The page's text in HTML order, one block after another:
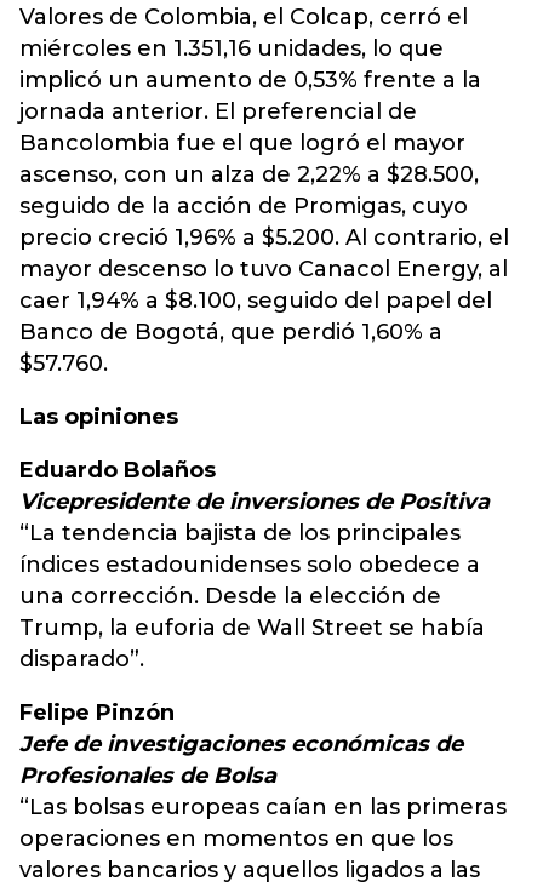
Valores de Colombia, el Colcap, cerró el
miércoles en 1.351,16 unidades, lo que
implicó un aumento de 0,53% frente a la
jornada anterior. El preferencial de
Bancolombia fue el que logró el mayor
ascenso, con un alza de 2,22% a $28.500,
seguido de la acción de Promigas, cuyo
precio creció 1,96% a $5.200. Al contrario, el
mayor descenso lo tuvo Canacol Energy, al
caer 1,94% a $8.100, seguido del papel del
Banco de Bogotá, que perdió 1,60% a
$57.760.
Las opiniones
Eduardo Bolaños
Vicepresidente de inversiones de Positiva
“La tendencia bajista de los principales
índices estadounidenses solo obedece a
una corrección. Desde la elección de
Trump, la euforia de Wall Street se había
disparado”.
Felipe Pinzón
Jefe de investigaciones económicas de
Profesionales de Bolsa
“Las bolsas europeas caían en las primeras
operaciones en momentos en que los
valores bancarios y aquellos ligados a las